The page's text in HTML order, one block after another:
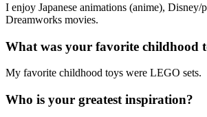
I enjoy Japanese animations (anime), Disney/
Dreamworks movies.
What was your favorite childhood
My favorite childhood toys were LEGO sets.
Who is your greatest inspiration?